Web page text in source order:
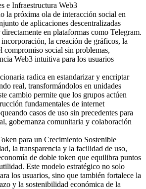
e Infraestructura Web3
la próxima ola de interacción social en
de aplicaciones descentralizadas
en plataformas como Telegram.
la creación de gráficos, la
compromiso social sin problemas,
Web3 intuitiva para los usuarios
radica en estandarizar y encriptar
real, transformándolos en unidades
cambio permite que los grupos actúen
fundamentales de internet
casos de uso sin precedentes para
gobernanza comunitaria y colaboración
para un Crecimiento Sostenible
la transparencia y la facilidad de uso,
de doble token que equilibra puntos
Este modelo estratégico no solo
los usuarios, sino que también fortalece la
y la sostenibilidad económica de la